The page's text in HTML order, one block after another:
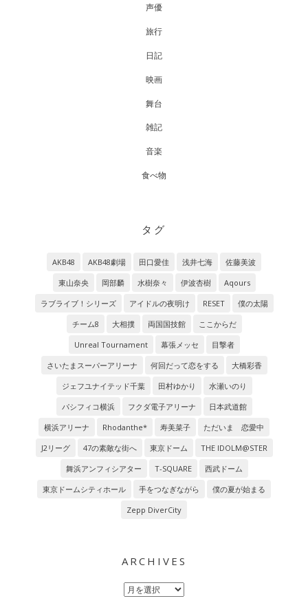
声優
旅行
日記
映画
舞台
雑記
音楽
食べ物
タグ
AKB48 AKB48劇場 田口愛佳 浅井七海
佐藤美波
東山奈央
岡部麟 水樹奈々 伊波杏樹
Aqours
ラブライブ！シリーズ
アイドルの夜明け RESET
僕の太陽
チーム8
大相撲 両国国技館
ここからだ
Unreal Tournament
幕張メッセ
目撃者
さいたまスーパーアリーナ
何回だって恋をする
大橋彩香
ジェフユナイテッド千葉
田村ゆかり
水瀬いのり
パシフィコ横浜
フクダ電子アリーナ
日本武道館
横浜アリーナ
Rhodanthe* 寿美菜子
ただいま 恋愛中
J2リーグ
47の素敵な街へ 東京ドーム
THE IDOLM@STER
舞浜アンフィシアター
T-SQUARE
西武ドーム
東京ドームシティホール
手をつなぎながら
僕の夏が始まる
Zepp DiverCity
ARCHIVES
Archives